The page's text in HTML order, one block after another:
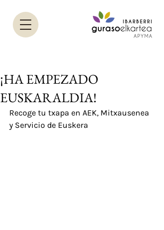
¡HA EMPEZADO
EUSKARALDIA!
Recoge tu txapa en AEK, Mitxausenea
y Servicio de Euskera